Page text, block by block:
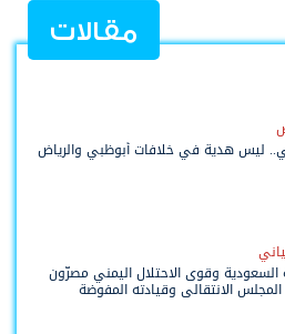
مقالات
ليس هدية في خلافات أبوظبي والرياض
السعودية وقوى الاحتلال اليمني مصرّون
الانتقالي وقيادته المفوضة